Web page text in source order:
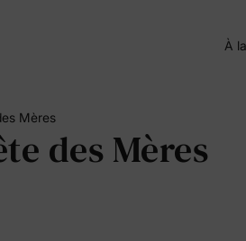
À
Mères
des Mères